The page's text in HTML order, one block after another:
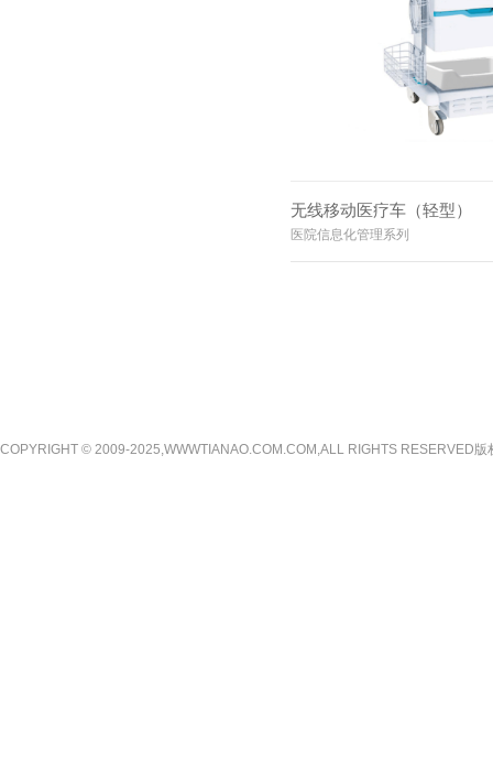
无线移动医疗车（轻型）
医院信息化管理系列
COPYRIGHT © 2009-2025,WWWTIANAO.COM.COM,ALL RIGHTS RESERVED